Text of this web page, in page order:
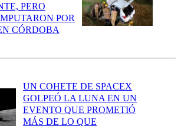
PERO
POR
CÓRDOBA
UN COHETE DE SPACEX
GOLPEÓ LA LUNA EN UN
EVENTO QUE PROMETIÓ
MÁS DE LO QUE